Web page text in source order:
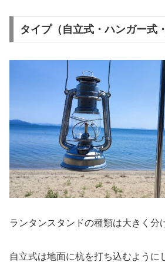
タイプ（自立式・ハンガー式
ランタンスタンドの種類は大きく分
自立式は地面に杭を打ち込むように